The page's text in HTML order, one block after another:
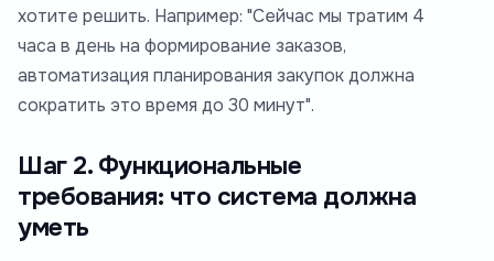
хотите решить. Например: "Сейчас мы тратим 4
часа в день на формирование заказов,
автоматизация планирования закупок должна
сократить это время до 30 минут".
Шаг 2. Функциональные
требования: что система должна
уметь